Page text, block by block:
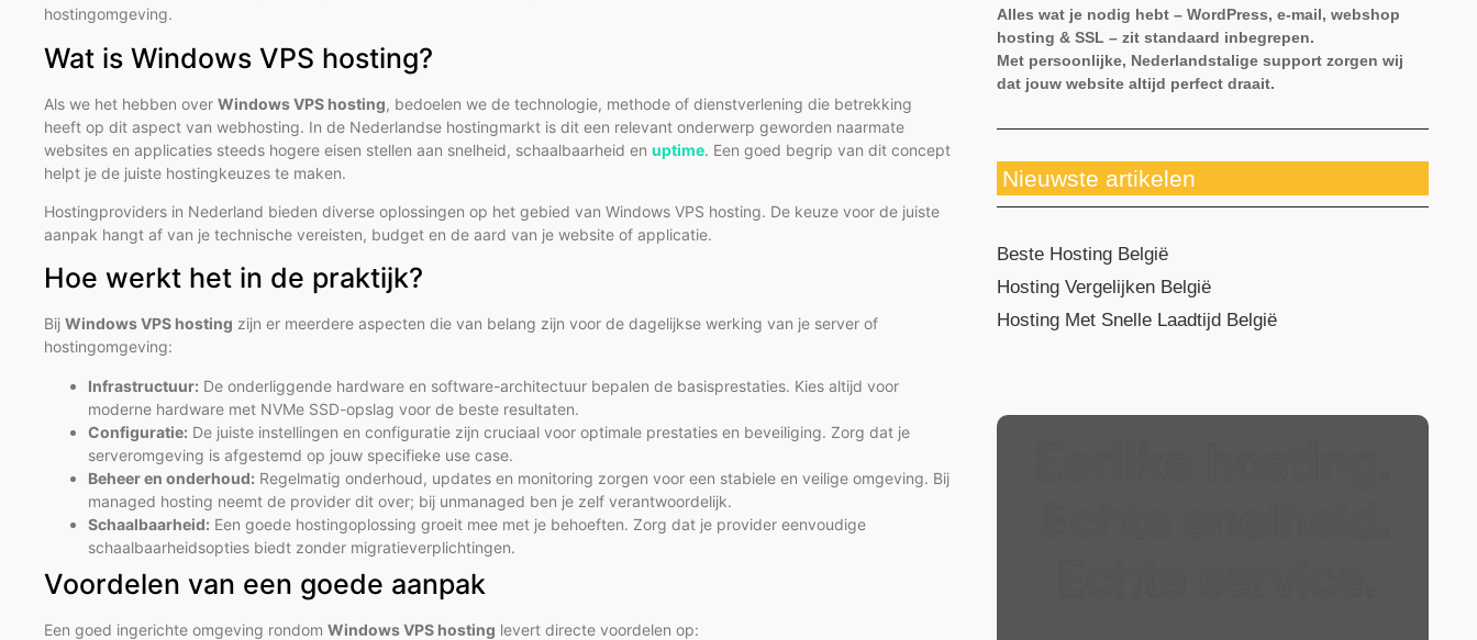
hostingomgeving.
Wat is Windows VPS hosting?
Als we het hebben over Windows VPS hosting, bedoelen we de technologie, methode of dienstverlening die betrekking
heeft op dit aspect van webhosting. In de Nederlandse hostingmarkt is dit een relevant onderwerp geworden naarmate
websites en applicaties steeds hogere eisen stellen aan snelheid, schaalbaarheid en uptime. Een goed begrip van dit concept
helpt je de juiste hostingkeuzes te maken.
Hostingproviders in Nederland bieden diverse oplossingen op het gebied van Windows VPS hosting. De keuze voor de juiste
aanpak hangt af van je technische vereisten, budget en de aard van je website of applicatie.
Hoe werkt het in de praktijk?
Bij Windows VPS hosting zijn er meerdere aspecten die van belang zijn voor de dagelijkse werking van je server of
hostingomgeving:
Infrastructuur: De onderliggende hardware en software-architectuur bepalen de basisprestaties. Kies altijd voor
moderne hardware met NVMe SSD-opslag voor de beste resultaten.
Configuratie: De juiste instellingen en configuratie zijn cruciaal voor optimale prestaties en beveiliging. Zorg dat je
serveromgeving is afgestemd op jouw specifieke use case.
Beheer en onderhoud: Regelmatig onderhoud, updates en monitoring zorgen voor een stabiele en veilige omgeving. Bij
managed hosting neemt de provider dit over; bij unmanaged ben je zelf verantwoordelijk.
Schaalbaarheid: Een goede hostingoplossing groeit mee met je behoeften. Zorg dat je provider eenvoudige
schaalbaarheidsopties biedt zonder migratieverplichtingen.
Voordelen van een goede aanpak
Een goed ingerichte omgeving rondom Windows VPS hosting levert directe voordelen op:
Alles wat je nodig hebt – WordPress, e-mail, webshop
hosting & SSL – zit standaard inbegrepen.
Met persoonlijke, Nederlandstalige support zorgen wij
dat jouw website altijd perfect draait.
Nieuwste artikelen
Beste Hosting België
Hosting Vergelijken België
Hosting Met Snelle Laadtijd België